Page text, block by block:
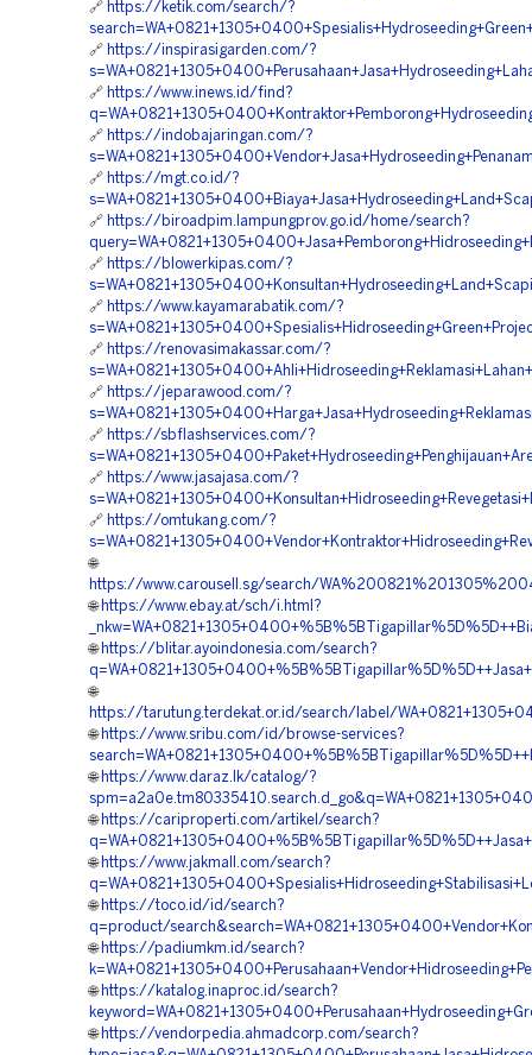
🔗 https://ketik.com/search/?
🔗 https://inspirasigarden.com/?
🔗 https://www.inews.id/find?
🔗 https://indobajaringan.com/?
🔗 https://mgt.co.id/?
🔗 https://biroadpim.lampungprov.go.id/home/search?
🔗 https://blowerkipas.com/?
🔗 https://www.kayamarabatik.com/?
🔗 https://renovasimakassar.com/?
🔗 https://jeparawood.com/?
🔗 https://sbflashservices.com/?
🔗 https://www.jasajasa.com/?
🔗 https://omtukang.com/?
🌐
https://www.carousell.sg/search/
🌐 https://www.ebay.at/sch/i.html?
🌐 https://blitar.ayoindonesia.com/search?
🌐
https://tarutung.terdekat.or.id/search/label/
🌐 https://www.sribu.com/id/browse-services?
🌐 https://www.daraz.lk/catalog/?
🌐 https://cariproperti.com/artikel/search?
🌐 https://www.jakmall.com/search?
🌐 https://toco.id/id/search?
q=product/
🌐 https://padiumkm.id/search?
🌐 https://katalog.inaproc.id/search?
🌐 https://vendorpedia.ahmadcorp.com/search?